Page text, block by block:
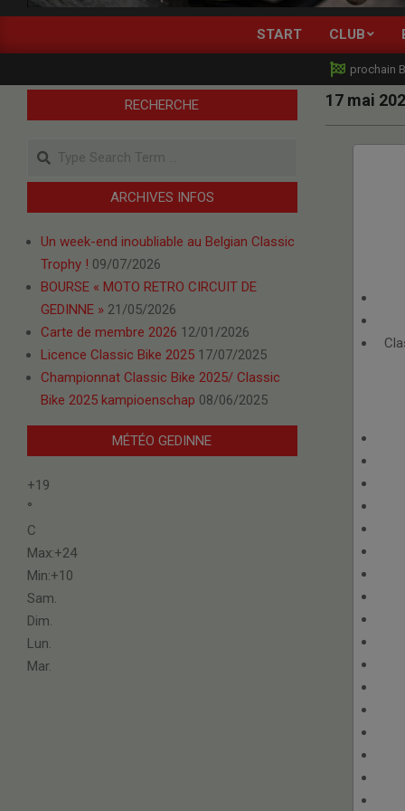
CLASSIC
RACING
MOTORCYCLES
BELGIUM
START CLUB
prochain
17 mai
RECHERCHE
Search
ARCHIVES INFOS
Un week-end inoubliable au Belgian Classic
Trophy ! 09/07/2026
BOURSE « MOTO RETRO CIRCUIT DE
GEDINNE » 21/05/2026
Carte de membre 2026 12/01/2026
Licence Classic Bike 2025 17/07/2025
Championnat Classic Bike 2025/ Classic
Bike 2025 kampioenschap 08/06/2025
MÉTÉO GEDINNE
+19
°
C
Max:+24
Min:+10
Sam.
Dim.
Lun.
Mar.